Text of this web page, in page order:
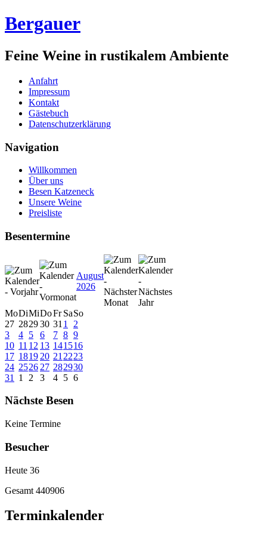
Bergauer
Feine Weine in rustikalem Ambiente
Anfahrt
Impressum
Kontakt
Gästebuch
Datenschutzerklärung
Navigation
Willkommen
Über uns
Besen Katzeneck
Unsere Weine
Preisliste
Besentermine
August
2026
MoDiMiDoFr SaSo
27 282930 31 1
2
3
4 5 6 7 8 9
10 11 12 13 141516
17 1819 20 21 2223
24 2526 27 282930
31
1 2 3 4 5 6
Nächste Besen
Keine Termine
Besucher
Heute 36
Gesamt 440906
Terminkalender